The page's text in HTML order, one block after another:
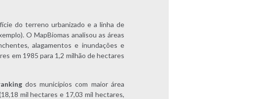
do terreno urbanizado e a linha de
O MapBiomas analisou as áreas
alagamentos e inundações e
em 1985 para 1,2 milhão de hectares
dos municípios com maior área
mil hectares e 17,03 mil hectares,